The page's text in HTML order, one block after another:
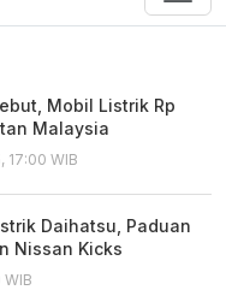
Mobil Listrik Rp
Malaysia
17:00 WIB
Daihatsu, Paduan
Nissan Kicks